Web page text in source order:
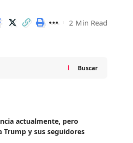
2 Min Read
Buscar
actualmente, pero
y sus seguidores